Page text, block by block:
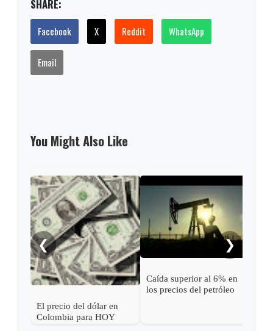
SHARE:
Facebook X Reddit WhatsApp
Email
You Might Also Like
❮
El precio del dólar en
Colombia para HOY
Caída superior al 6% en
los precios del petróleo
❯